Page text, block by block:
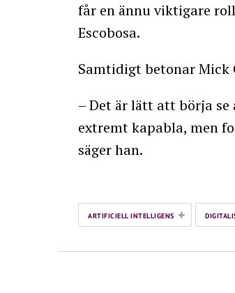
får en ännu viktigare
Escobosa.
Samtidigt betonar
– Det är lätt att börja se
extremt kapabla, men
säger han.
ARTIFICIELL INTELLIGENS +